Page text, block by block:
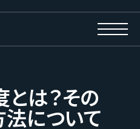
とは？​その​
に​ついて